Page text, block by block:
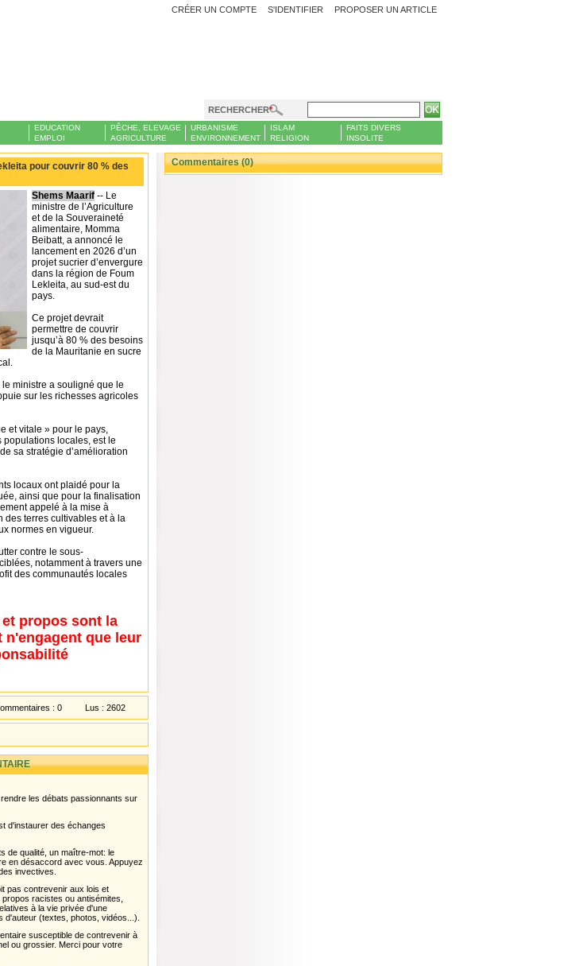
PROPOSER UN ARTICLE
CRÉER UN COMPTE S'IDENTIFIER
RECHERCHER
EDUCATION
EMPLOI
PÊCHE, ELEVAGE
AGRICULTURE
URBANISME
ENVIRONNEMENT
ISLAM
RELIGION
FAITS DIVERS
INSOLITE
pour couvrir 80 % des
Shems Maarif -- Le
ministre de l’Agriculture
et de la Souveraineté
alimentaire, Momma
Beibatt, a annoncé le
lancement en 2026 d’un
projet sucrier d’envergure
dans la région de Foum
Lekleita, au sud-est du
pays.
Ce projet devrait
permettre de couvrir
jusqu’à 80 % des besoins
de la Mauritanie en sucre
ministre a souligné que le
sur les richesses agricoles
et vitale » pour le pays,
populations locales, est le
sa stratégie d’amélioration
locaux ont plaidé pour la
ainsi que pour la finalisation
appelé à la mise à
des terres cultivables et à la
normes en vigueur.
contre le sous-
notamment à travers une
des communautés locales
propos sont la
n'engagent que leur
: 0 Lus : 2602
les débats passionnants sur
d'instaurer des échanges
de qualité, un maître-mot: le
en désaccord avec vous. Appuyez
invectives.
pas contrevenir aux lois et
racistes ou antisémites,
à la vie privée d'une
(textes, photos, vidéos...).
susceptible de contrevenir à
ou grossier. Merci pour votre
Commentaires (0)